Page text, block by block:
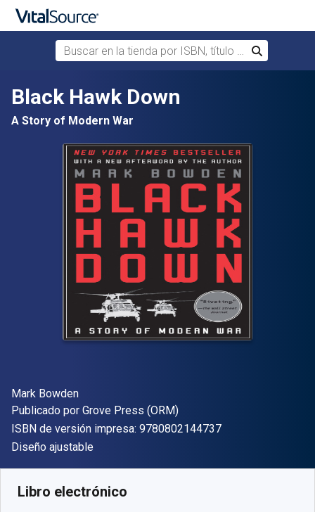
Saltar al contenido principal
Buscar en la tienda por ISBN, título o autor
Buscar
Black Hawk Down
A Story of Modern War
Autor(es)
Mark Bowden
Editorial
Publicado por Grove Press (ORM)
ISBN de versión impresa: 9780802144737"ISBN-13
Formato
Diseño ajustable
Libro electrónico